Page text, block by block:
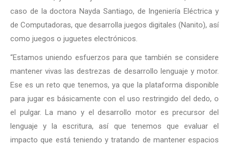
caso de la doctora Nayda Santiago, de Ingeniería Eléctrica y
de Computadoras, que desarrolla juegos digitales (Nanito), así
como juegos o juguetes electrónicos.
“Estamos uniendo esfuerzos para que también se considere
mantener vivas las destrezas de desarrollo lenguaje y motor.
Ese es un reto que tenemos, ya que la plataforma disponible
para jugar es básicamente con el uso restringido del dedo, o
el pulgar. La mano y el desarrollo motor es precursor del
lenguaje y la escritura, así que tenemos que evaluar el
impacto que está teniendo y tratando de mantener espacios